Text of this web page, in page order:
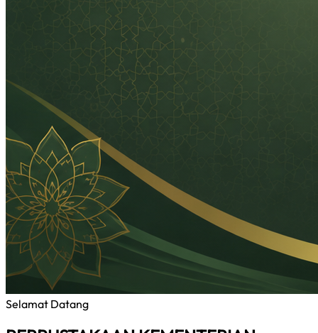
Selamat Datang